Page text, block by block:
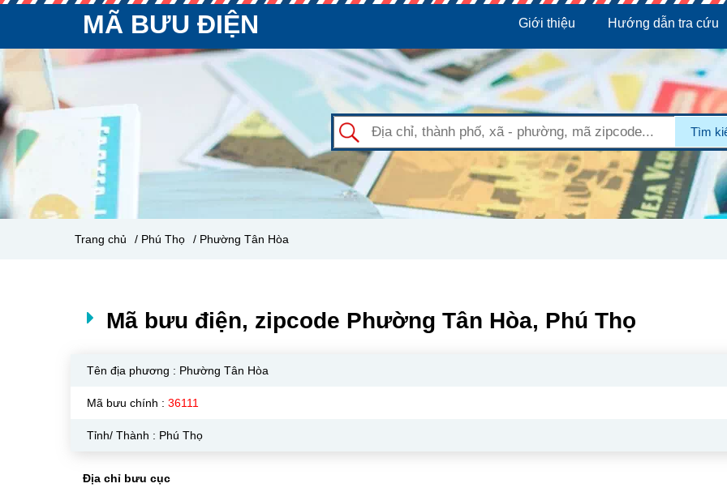
MÃ BƯU ĐIỆN Giới thiệu Hướng dẫn tra cứu
Tìm
Trang chủ / Phú Thọ / Phường Tân Hòa
Mã bưu điện, zipcode Phường Tân Hòa, Phú Thọ
Tên địa phương : Phường Tân Hòa
Mã bưu chính : 36111
Tỉnh/ Thành : Phú Thọ
Địa chỉ bưu cục